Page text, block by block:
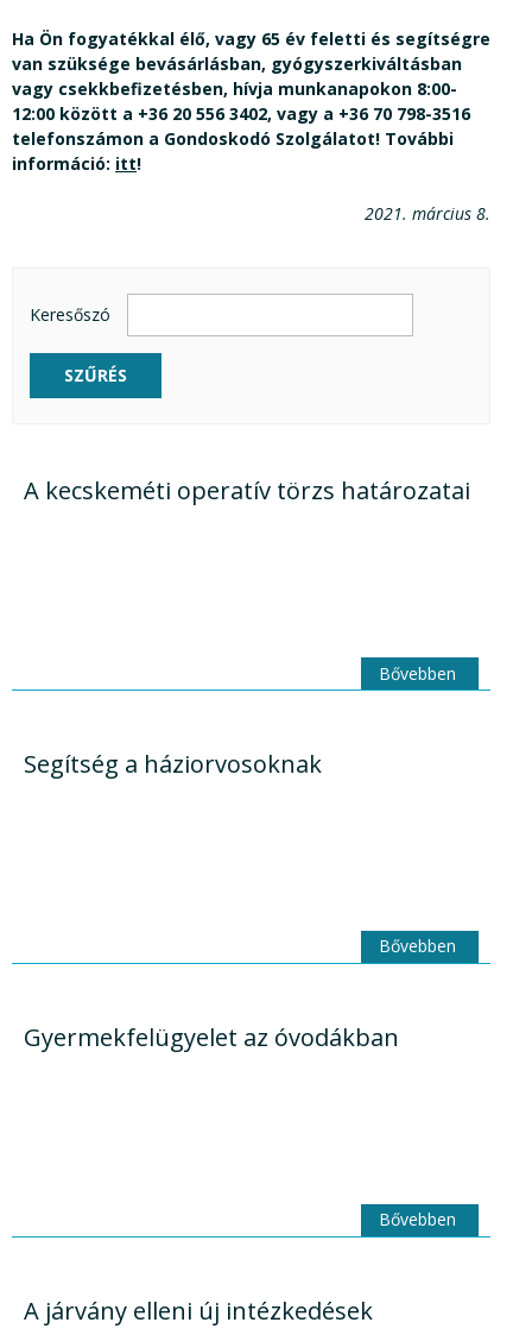
Ha Ön fogyatékkal élő, vagy 65 év feletti és segítségre
van szüksége bevásárlásban, gyógyszerkiváltásban
vagy csekkbefizetésben, hívja munkanapokon 8:00-
12:00 között a +36 20 556 3402, vagy a +36 70 798-3516
telefonszámon a Gondoskodó Szolgálatot! További
információ: itt!
2021. március 8.
Keresőszó
SZŰRÉS
A kecskeméti operatív törzs határozatai
Bővebben
Segítség a háziorvosoknak
Bővebben
Gyermekfelügyelet az óvodákban
Bővebben
A járvány elleni új intézkedések